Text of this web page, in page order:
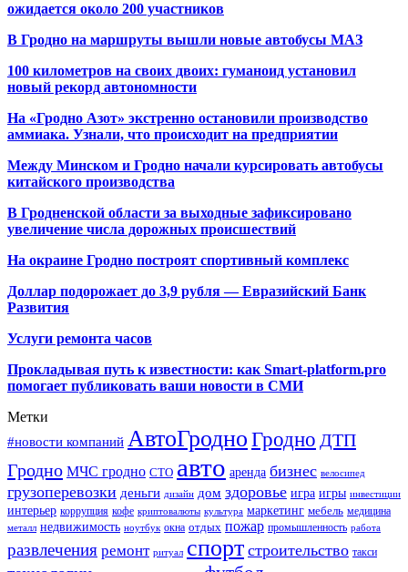
ожидается около 200 участников
В Гродно на маршруты вышли новые автобусы МАЗ
100 километров на своих двоих: гуманоид установил
новый рекорд автономности
На «Гродно Азот» экстренно остановили производство
аммиака. Узнали, что происходит на предприятии
Между Минском и Гродно начали курсировать автобусы
китайского производства
В Гродненской области за выходные зафиксировано
увеличение числа дорожных происшествий
На окраине Гродно построят спортивный комплекс
Доллар подорожает до 3,9 рубля — Евразийский Банк
Развития
Услуги ремонта часов
Прокладывая путь к известности: как Smart-platform.pro
помогает публиковать ваши новости в СМИ
Метки
#новости компаний АвтоГродноГродно ДТП
Гродно МЧС гродно СТО авто аренда бизнес велосипед
грузоперевозки деньги дизайн дом здоровье игра игры инвестиции
интерьер коррупция кофе криптовалюты культура маркетинг мебель медицина
металл недвижимость ноутбук окна отдых пожар промышленность работа
развлечения ремонт ритуал спорт строительство такси